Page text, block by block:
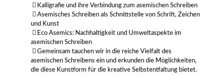
Kalligrafie und ihre Verbindung zum asemischen Schreiben
Asemisches Schreiben als Schnittstelle von Schrift, Zeichen
und Kunst
Eco Asemics: Nachhaltigkeit und Umweltaspekte im
asemischen Schreiben
Gemeinsam tauchen wir in die reiche Vielfalt des
asemischen Schreibens ein und erkunden die Möglichkeiten,
die diese Kunstform für die kreative Selbstentfaltung bietet.